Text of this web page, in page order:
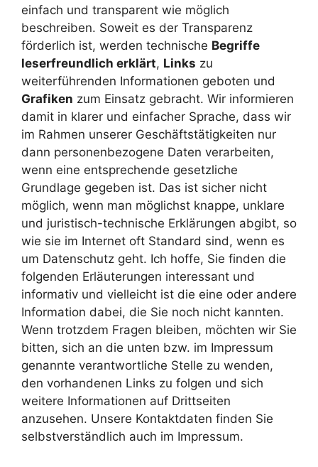
einfach und transparent wie möglich
beschreiben. Soweit es der Transparenz
förderlich ist, werden technische Begriffe
leserfreundlich erklärt, Links zu
weiterführenden Informationen geboten und
Grafiken zum Einsatz gebracht. Wir informieren
damit in klarer und einfacher Sprache, dass wir
im Rahmen unserer Geschäftstätigkeiten nur
dann personenbezogene Daten verarbeiten,
wenn eine entsprechende gesetzliche
Grundlage gegeben ist. Das ist sicher nicht
möglich, wenn man möglichst knappe, unklare
und juristisch-technische Erklärungen abgibt, so
wie sie im Internet oft Standard sind, wenn es
um Datenschutz geht. Ich hoffe, Sie finden die
folgenden Erläuterungen interessant und
informativ und vielleicht ist die eine oder andere
Information dabei, die Sie noch nicht kannten.
Wenn trotzdem Fragen bleiben, möchten wir Sie
bitten, sich an die unten bzw. im Impressum
genannte verantwortliche Stelle zu wenden,
den vorhandenen Links zu folgen und sich
weitere Informationen auf Drittseiten
anzusehen. Unsere Kontaktdaten finden Sie
selbstverständlich auch im Impressum.